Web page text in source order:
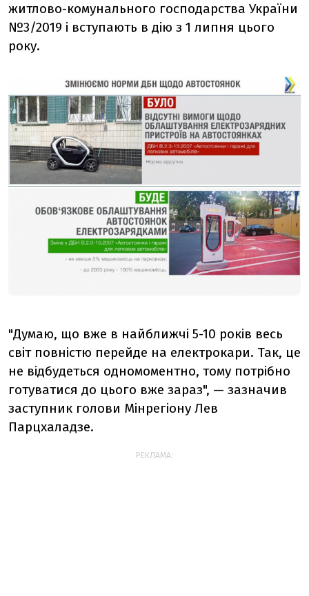
житлово-комунального господарства України
№3/2019 і вступають в дію з 1 липня цього
року.
"Думаю, що вже в найближчі 5-10 років весь
світ повністю перейде на електрокари. Так, це
не відбудеться одномоментно, тому потрібно
готуватися до цього вже зараз", — зазначив
заступник голови Мінрегіону Лев
Парцхаладзе.
РЕКЛАМА: